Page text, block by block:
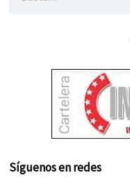
Síguenos en redes